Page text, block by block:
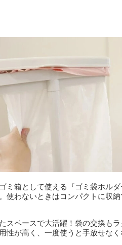
ミ箱として使える『ゴミ袋ホル
使わないときはコンパクトに収
スペースで大活躍！袋の交換も
性が高く、一度使うと手放せなく